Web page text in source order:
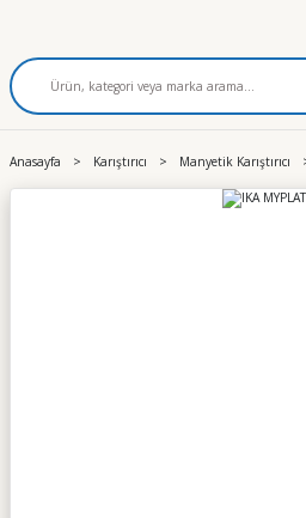
Anasayfa Karıştırıcı Manyetik Karıştırıcı